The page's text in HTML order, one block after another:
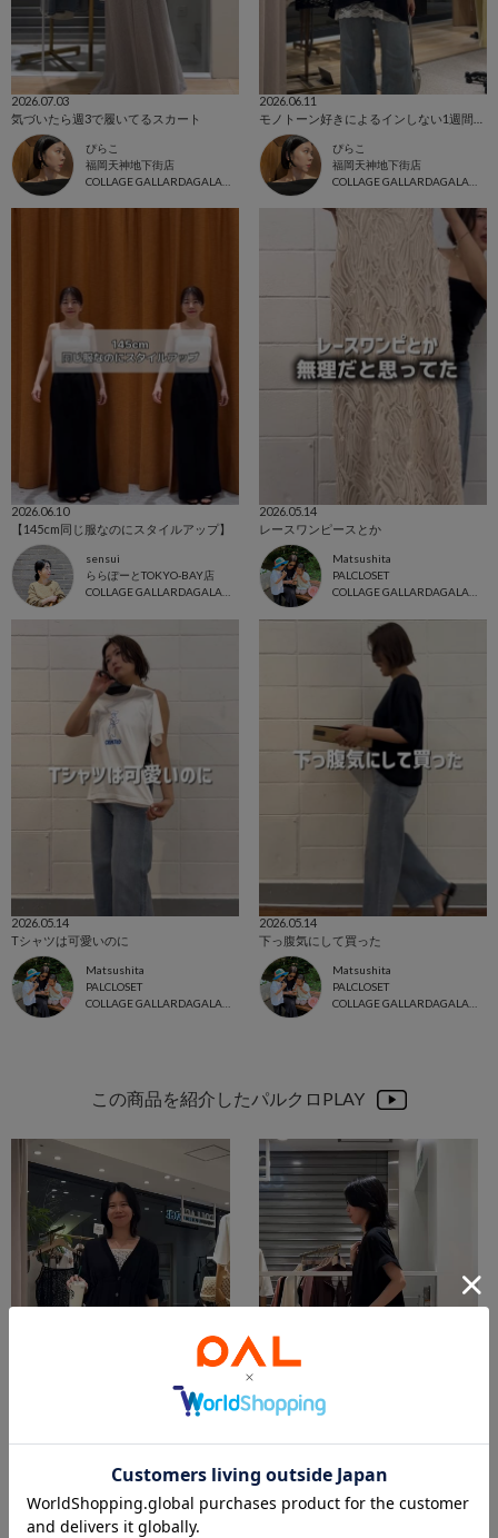
2026.07.03
気づいたら週3で履いてるスカート
ぴらこ
福岡天神地下街店
2026.06.11
ぴらこ
福岡天神地下街店
2026.06.10
【145cm同じ服なのにスタイルアップ】
sensui
ららぽーとTOKYO-BAY店
2026.05.14
レースワンピースとか
Matsushita
PALCLOSET
2026.05.14
Tシャツは可愛いのに
Matsushita
PALCLOSET
2026.05.14
下っ腹気にして買った
Matsushita
PALCLOSET
この商品を紹介したパルクロPLAY
モノトーン好きによるインしない1週間コーデ
ぴらこ
COLLAGE GALLARDAGALANTE
ラクなのに盛れる！
ぴらこ
福岡天神地下街店
COLLAGE GALLARDAGALANTE